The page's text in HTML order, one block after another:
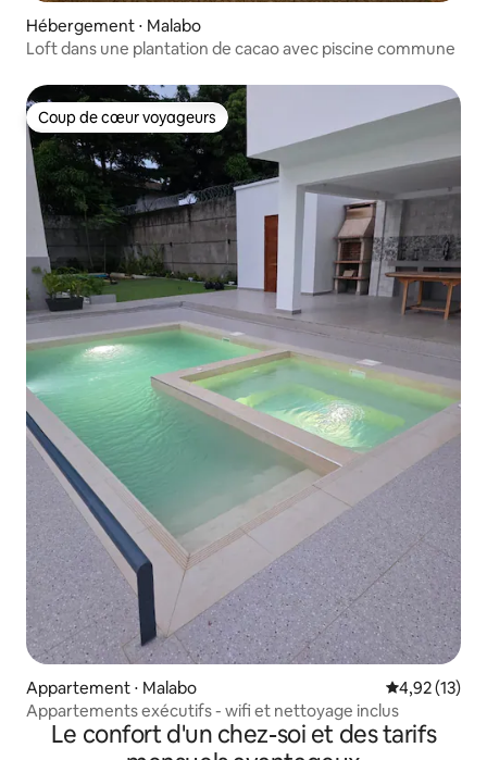
Hébergement ⋅ Malabo
Loft dans une plantation de cacao avec piscine commune
Coup de cœur voyageurs
Coup de cœur voyageurs
Appartement ⋅ Malabo Évaluation
4,92 (13)
Appartements exécutifs - wifi et nettoyage inclus
Le confort d'un chez-soi et des tarifs